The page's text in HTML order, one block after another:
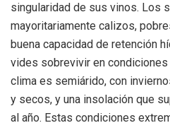
singularidad de sus vinos. Los
mayoritariamente calizos,
buena capacidad de retención
vides sobrevivir en condiciones
clima es semiárido, con
y secos, y una insolación que
al año. Estas condiciones